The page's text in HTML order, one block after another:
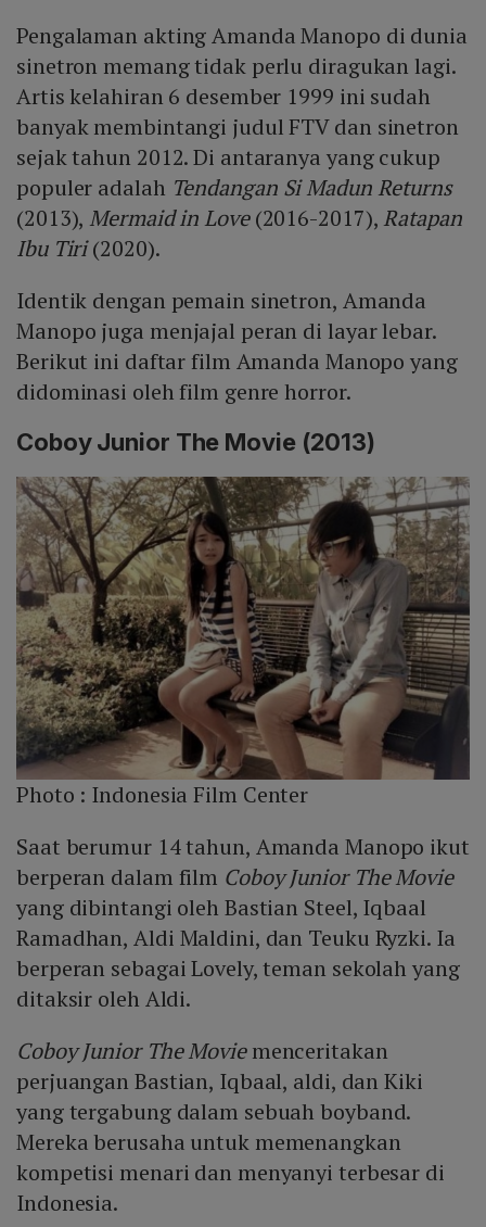
Pengalaman akting Amanda Manopo di dunia
sinetron memang tidak perlu diragukan lagi.
Artis kelahiran 6 desember 1999 ini sudah
banyak membintangi judul FTV dan sinetron
sejak tahun 2012. Di antaranya yang cukup
populer adalah Tendangan Si Madun Returns
(2013), Mermaid in Love(2016-2017), Ratapan
Ibu Tiri(2020).
Identik dengan pemain sinetron, Amanda
Manopo juga menjajal peran di layar lebar.
Berikut ini daftar film Amanda Manopo yang
didominasi oleh film genre horror.
Coboy Junior The Movie (2013)
Photo : Indonesia Film Center
Saat berumur 14 tahun, Amanda Manopo ikut
berperan dalam film Coboy Junior The Movie
yang dibintangi oleh Bastian Steel, Iqbaal
Ramadhan, Aldi Maldini, dan Teuku Ryzki. Ia
berperan sebagai Lovely, teman sekolah yang
ditaksir oleh Aldi.
Coboy Junior The Moviemenceritakan
perjuangan Bastian, Iqbaal, aldi, dan Kiki
yang tergabung dalam sebuah boyband.
Mereka berusaha untuk memenangkan
kompetisi menari dan menyanyi terbesar di
Indonesia.